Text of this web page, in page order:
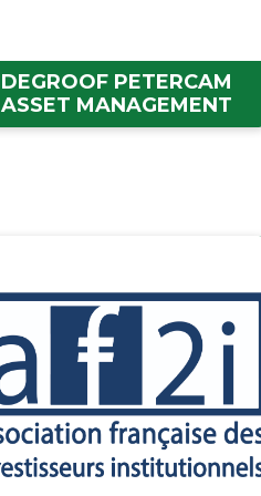
DEGROOF PETERCAM
ASSET MANAGEMENT